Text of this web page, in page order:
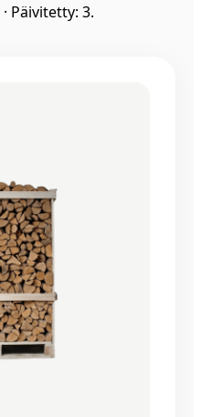
· Päivitetty: 3.